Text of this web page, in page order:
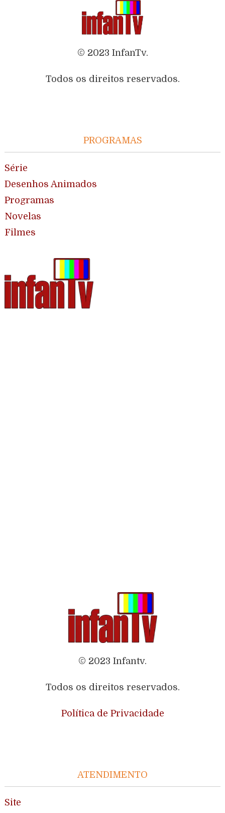
© 2023 InfanTv.
Todos os direitos reservados.
PROGRAMAS
Série
Desenhos Animados
Programas
Novelas
Filmes
© 2023 Infantv.
Todos os direitos reservados.
Política de Privacidade
ATENDIMENTO
Site